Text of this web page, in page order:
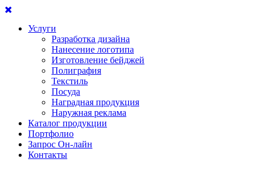
Услуги
Разработка дизайна
Нанесение логотипа
Изготовление бейджей
Полиграфия
Текстиль
Посуда
Наградная продукция
Наружная реклама
Каталог продукции
Портфолио
Запрос Он-лайн
Контакты